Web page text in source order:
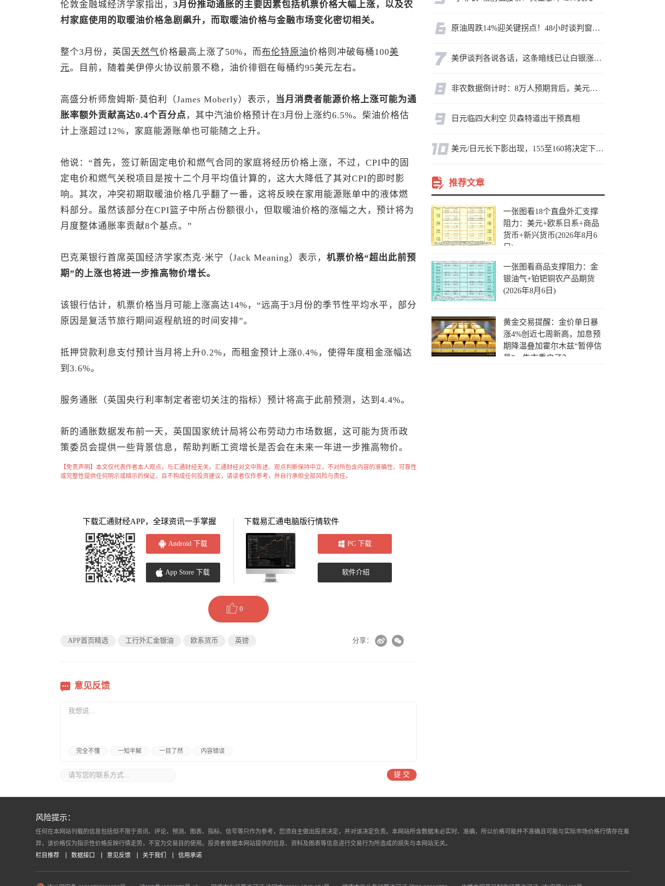
伦敦金融城经济学家指出， 3月份推动通胀的主要因素包括机票价格大幅上涨，以及农
村家庭使用的取暖油价格急剧飙升，而取暖油价格与金融市场变化密切相关。
整个3月份，英国 天然气价格最高上涨了50%，而布伦特原油价格则冲破每桶100美
元。目前，随着美伊停火协议前景不稳，油价徘徊在每桶约95美元左右。
高盛分析师詹姆斯·莫伯利（James Moberly）表示， 当月消费者能源价格上涨可能为通
胀率额外贡献高达0.4个百分点 ，其中汽油价格预计在3月份上涨约6.5%。柴油价格估
计上涨超过12%，家庭能源账单也可能随之上升。
他说：“首先，签订新固定电价和燃气合同的家庭将经历价格上涨，不过，CPI中的固
定电价和燃气关税项目是按十二个月平均值计算的，这大大降低了其对CPI的即时影
响。其次，冲突初期取暖油价格几乎翻了一番，这将反映在家用能源账单中的液体燃
料部分。虽然该部分在CPI篮子中所占份额很小，但取暖油价格的涨幅之大，预计将为
月度整体通胀率贡献8个基点。”
巴克莱银行首席英国经济学家杰克·米宁（Jack Meaning）表示， 机票价格“超出此前预
期”的上涨也将进一步推高物价增长。
该银行估计，机票价格当月可能上涨高达14%，“远高于3月份的季节性平均水平，部分
原因是复活节旅行期间返程航班的时间安排”。
抵押贷款利息支付预计当月将上升0.2%，而租金预计上涨0.4%，使得年度租金涨幅达
到3.6%。
服务通胀（英国央行利率制定者密切关注的指标）预计将高于此前预测，达到4.4%。
新的通胀数据发布前一天，英国国家统计局将公布劳动力市场数据，这可能为货币政
策委员会提供一些背景信息，帮助判断工资增长是否会在未来一年进一步推高物价。
【免责声明】本文仅代表作者本人观点，与汇通财经无关。汇通财经对文中陈述、观点判断保持中立，不对所包含内容的准确性、可靠性
或完整性提供任何明示或暗示的保证，且不构成任何投资建议，请读者仅作参考，并自行承担全部风险与责任。
下载汇通财经APP，全球资讯一手掌握
Android 下载
App Store 下载
下载易汇通电脑版行情软件
PC 下载
软件介绍
0
APP首页精选 工行外汇金银油 欧系货币 英镑 分享：
意见反馈
完全不懂 一知半解 一目了然 内容错误
提 交
原油周跌14%迎关键拐点！48小时谈判窗口，暗藏行情变数
美伊谈判各说各话，这条暗线已让白银涨疯了
非农数据倒计时：8万人预期背后，美元方向面临重新选择
日元临四大利空 贝森特道出干预真相
美元/日元长下影出现，155至160将决定下一轮方向
推荐文章
一张图看18个直盘外汇支撑
阻力：美元+欧系日系+商品
货币+新兴货币(2026年8月6
日)
一张图看商品支撑阻力：金
银油气+铂钯铜农产品期货
(2026年8月6日)
黄金交易提醒：金价单日暴
涨4%创近七周新高，加息预
期降温叠加霍尔木兹“暂停信
号”，牛市重启了？
风险提示：
任何在本网站刊载的信息包括但不限于资讯、评论、预测、图表、指标、信号等只作为参考，您须自主做出投资决定，并对该决定负责。本网站所含数据未必实时、准确，所以价格可能并不准确且可能与实际市场价格行情存在差
异，该价格仅为指示性价格反映行情走势，不宜为交易目的使用。投资者依据本网站提供的信息、资料及图表等信息进行交易行为所造成的损失与本网站无关。
栏目推荐
数据接口 意见反馈 关于我们 信用承诺